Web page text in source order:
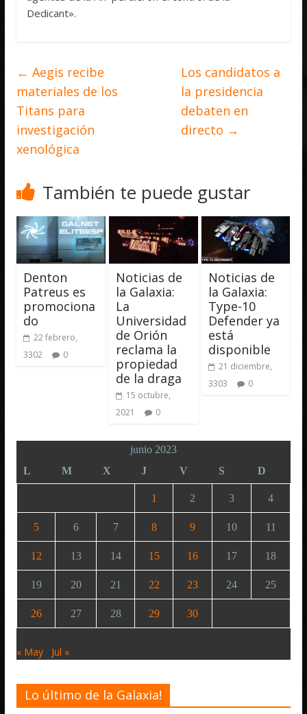
Dedicant».
← Aegis recibe
materiales de los
Titans para
investigación
xenológica
Los candidatos a
la presidencia
debaten en
directo →
También te puede gustar
Denton
Patreus es
promociona
do
22 febrero,
3302
0
Noticias de
la Galaxia:
La
Universidad
de Orión
reclama la
propiedad
de la draga
15 octubre,
2021
0
Noticias de
la Galaxia:
Type-10
Defender ya
está
disponible
21 diciembre,
3303
0
junio 2023
L
M X J V S D
1 2 3 4
5 6 7 8 9 10 11
12 13 14 15 16 17 18
19 20 21 22 23 24 25
26 27 28 29 30
« May Jul »
Lo último de la Galaxia!